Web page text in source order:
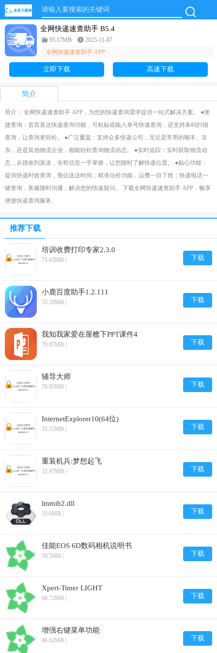
全网快递速查助手 B5.4
95.17MB
2025-11-07
全网快递速查助手 APP
立即下载 高速下载
简介
简介： 全网快递速查助手 APP，为您的快递查询需求提供一站式解决方案。 ●便
捷查询：首页直达快递查询功能，可粘贴或输入单号快速查询，还支持条码扫描
查询，让查询更轻松。 ●广泛覆盖：支持众多快递公司，无论是常用的顺丰、京
东，还是其他物流企业，都能轻松查询物流动态。 ●实时追踪：实时获取物流动
态，从揽收到派送，全程信息一手掌握，让您随时了解快递位置。 ●贴心功能：
提供快递时效查询，预估送达时间；精准估价功能，运费一目了然；快递电话一
键查询，客服随时沟通，解决您的快递疑问。 下载全网快递速查助手 APP，畅享
便捷快递查询服务。
推荐下载
培训收费打印专家2.3.0
75.63MB | 下载
小鹿百度助手1.2.111
55.18MB | 下载
我知我家爱在屋檐下PPT课件4
70.87MB | 下载
辅导大师
78.05MB | 下载
InternetExplorer10(64位)
35.55MB | 下载
重装机兵:梦想起飞
32.97MB | 下载
lmmib2.dll
33.6MB | 下载
佳能EOS 6D数码相机说明书
59.5MB | 下载
Xpert-Timer LIGHT
60.72MB | 下载
增强右键菜单功能
46.62MB | 下载